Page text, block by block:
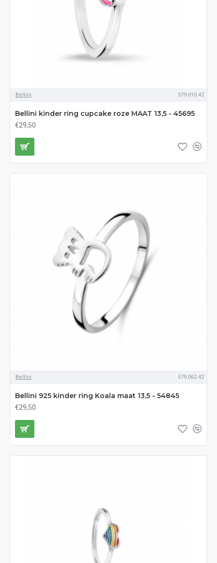
Bellini 579.010.42
Bellini kinder ring cupcake roze MAAT 13,5 - 45695
€29,50
Bellini 579.062.42
Bellini 925 kinder ring Koala maat 13,5 - 54845
€29,50